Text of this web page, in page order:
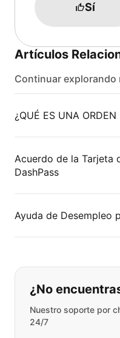
Sí
Artículos
Continuar explorando
¿QUÉ ES UNA
Acuerdo de la Tarjeta
DashPass
Ayuda de Desempleo
Si no puede
¿No
Nuestro soporte por
24/7